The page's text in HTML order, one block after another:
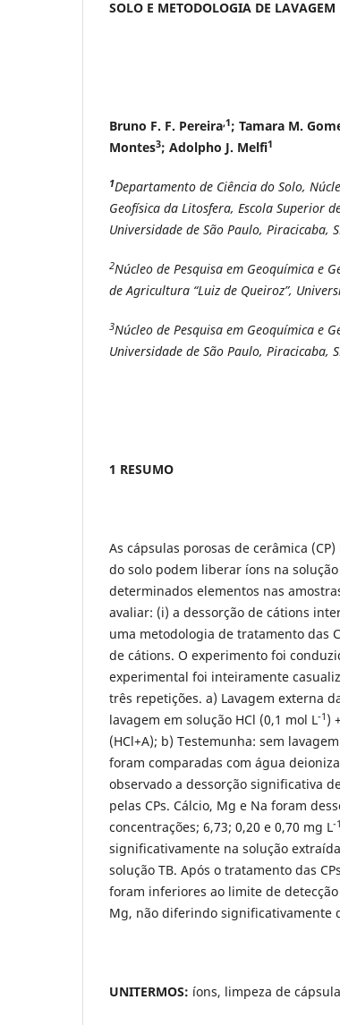
SOLO E METODOLOGIA DE LAVAGEM
Bruno F. F. Pereira,1; Tamara M.
Montes3; Adolpho J. Melfi1
1Departamento de Ciência do Solo,
Geofísica da Litosfera, Escola Superior
Universidade de São Paulo, Piracicaba,
2Núcleo de Pesquisa em Geoquímica e
de Agricultura “Luiz de Queiroz”,
3Núcleo de Pesquisa em Geoquímica e
Universidade de São Paulo, Piracicaba,
1 RESUMO
As cápsulas porosas de cerâmica
do solo podem liberar íons na
determinados elementos nas
avaliar: (i) a dessorção de cátions
uma metodologia de tratamento das
de cátions. O experimento foi
experimental foi inteiramente
três repetições. a) Lavagem externa
lavagem em solução HCl (0,1 mol L-1 )
(HCl+A); b) Testemunha: sem
foram comparadas com água
observado a dessorção significativa
pelas CPs. Cálcio, Mg e Na foram
concentrações; 6,73; 0,20 e 0,70 mg L-1
significativamente na solução
solução TB. Após o tratamento das
foram inferiores ao limite de detecção
Mg, não diferindo significativamente
UNITERMOS: íons, limpeza de